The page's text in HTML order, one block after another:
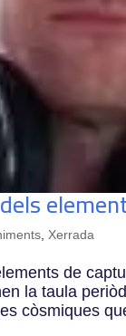
Xerrada
de
la taula
còsmiques